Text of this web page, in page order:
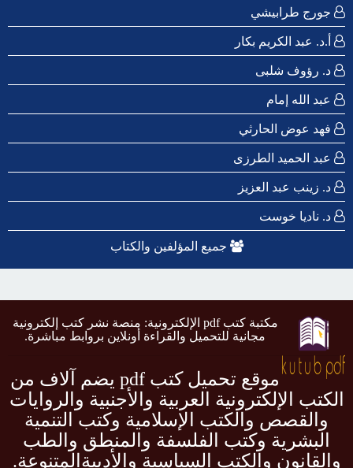
جورج طرابيشي
أ.د. عبد الكريم بكار
د. رؤوف شلبى
عبد الله إمام
فهد عوض الحارثي
عبد الحميد الطرزى
د. زينب عبد العزيز
د. ناديا خوست
جميع المؤلفين والكتاب
مكتبة كتب pdf الإلكترونية: منصة نشر كتب إلكترونية
مجانية للتحميل والقراءة أونلاين بروابط مباشرة.
موقع تحميل كتب pdf يضم آلاف من
الكتب الإلكترونية العربية والأجنبية والروايات
والقصص والكتب الإسلامية وكتب التنمية
البشرية وكتب الفلسفة والمنطق والطب
والقانون والكتب السياسية والأدبيةالمتنوعة.